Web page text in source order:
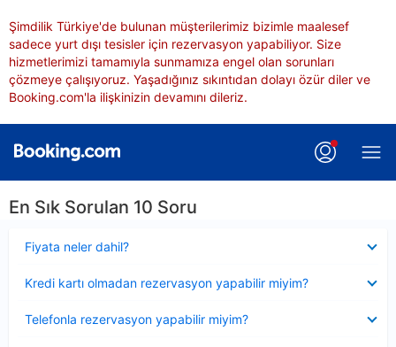
Şimdilik Türkiye'de bulunan müşterilerimiz bizimle maalesef
sadece yurt dışı tesisler için rezervasyon yapabiliyor. Size
hizmetlerimizi tamamıyla sunmamıza engel olan sorunları
çözmeye çalışıyoruz. Yaşadığınız sıkıntıdan dolayı özür diler ve
Booking.com'la ilişkinizin devamını dileriz.
En Sık Sorulan 10 Soru
Fiyata neler dahil?
Kredi kartı olmadan rezervasyon yapabilir miyim?
Telefonla rezervasyon yapabilir miyim?